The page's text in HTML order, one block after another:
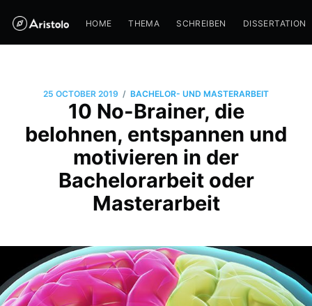
HOME THEMA SCHREIBEN DISSERTATION
25 OCTOBER 2019 / BACHELOR- UND MASTERARBEIT
10 No-Brainer, die
belohnen, entspannen und
motivieren in der
Bachelorarbeit oder
Masterarbeit